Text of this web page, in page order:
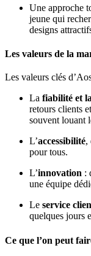
Une approche
jeune qui
designs
Les valeurs de la
Les valeurs clés
La fiabilité et
retours clients
souvent louant
L’accessibilité,
pour tous.
L’innovation :
une équipe
Le service
quelques jours
Ce que l’on peut